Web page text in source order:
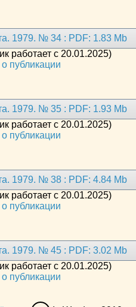
1979. № 34 : PDF: 1.83 Mb
работает с 20.01.2025)
публикации
1979. № 35 : PDF: 1.93 Mb
работает с 20.01.2025)
публикации
1979. № 38 : PDF: 4.84 Mb
работает с 20.01.2025)
публикации
1979. № 45 : PDF: 3.02 Mb
работает с 20.01.2025)
публикации